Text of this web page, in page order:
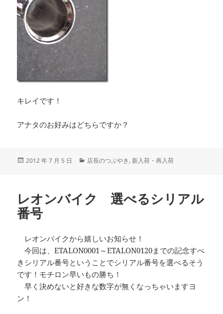
キレイです！
アナタのお好みはどちらですか？
投
2012 年 7 月 5 日
カ
ー
店長のつぶやき, 新入荷・再入荷
レオンバイク 選べるシリアル
番号
レオンバイクから嬉しいお知らせ！
今回は、ETALON0001～ETALON0120までの記念すべ
きシリアル番号ということでシリアル番号を選べるそう
です！モチロン早いもの勝ち！
早く決めないと好きな数字が無くなっちゃいますヨ
ン！